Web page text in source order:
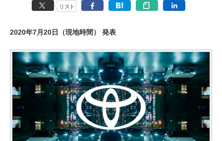
リスト
2020年7月20日（現地時間） 発表